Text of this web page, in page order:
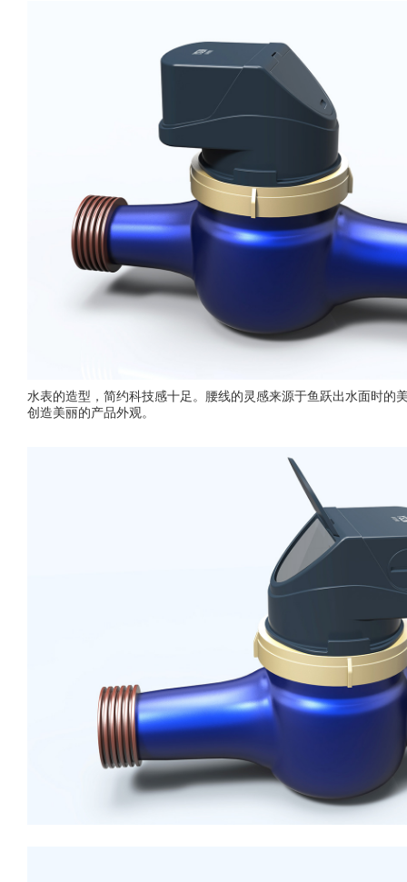
水表的造型，简约科技感十足。腰线的灵感来源于鱼跃出水面时的
创造美丽的产品外观。